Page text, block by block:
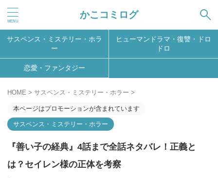
かこコミログ
サスペンス・ミステリー・ホラ
ー
ヒューマンドラマ・復讐・ドロ
ドロ
恋愛・ファンタジー
HOME > サスペンス・ミステリー・ホラー >
本ページはプロモーションが含まれています
サスペンス・ミステリー・ホラー
『善い子の経典』4話まで全話ネタバレ！正義と
は？セイレン様の正体を考察